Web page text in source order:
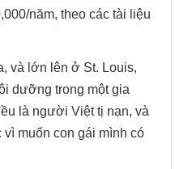
năm, theo các tài liệu
và lớn lên ở St. Louis,
dưỡng trong một gia
là người Việt tị nạn, và
muốn con gái mình có